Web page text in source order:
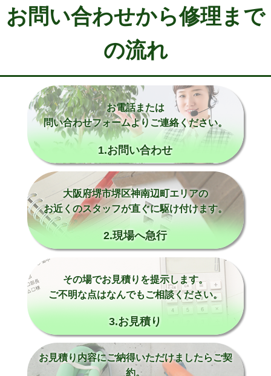
お問い合わせから修理まで
の流れ
お電話または
問い合わせフォームよりご連絡ください。
1.お問い合わせ
大阪府堺市堺区神南辺町エリアの
お近くのスタッフが直ぐに駆け付けます。
2.現場へ急行
その場でお見積りを提示します。
ご不明な点はなんでもご相談ください。
3.お見積り
お見積り内容にご納得いただけましたらご契
約。